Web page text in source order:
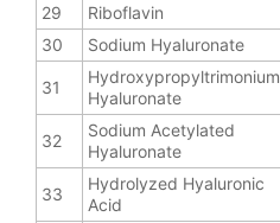
29
Riboflavin
30
Sodium Hyaluronate
31
Hydroxypropyltrimonium
Hyaluronate
32
Sodium Acetylated
Hyaluronate
33
Hydrolyzed Hyaluronic
Acid